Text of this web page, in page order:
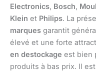
Electronics, Bosch,
Klein et Philips. La
marques garantit
élevé et une forte
en destockage est bien
produits à bas prix. Il